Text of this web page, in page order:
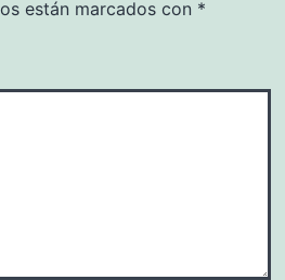
están marcados con *